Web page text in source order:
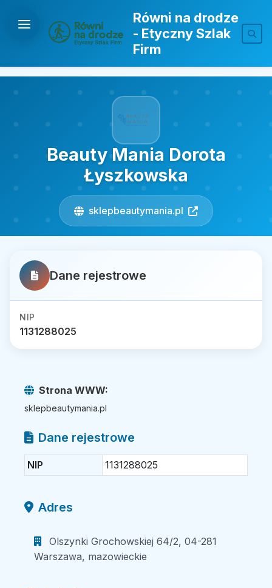
Równi na drodze
- Etyczny Szlak
Firm
Beauty Mania Dorota
Łyszkowska
sklepbeautymania.pl
Dane rejestrowe
NIP
1131288025
Strona WWW:
sklepbeautymania.pl
Dane rejestrowe
NIP 1131288025
Adres
Olszynki Grochowskiej 64/2, 04-281
Warszawa, mazowieckie